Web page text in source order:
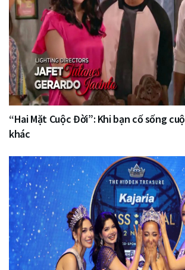
“Hai Mặt Cuộc Đời”: Khi bạn cố sống
khác